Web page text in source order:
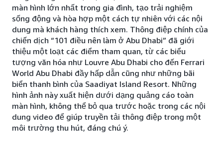
màn hình lớn nhất trong gia đình, tạo trải nghiệm
sống động và hòa hợp một cách tự nhiên với các nội
dung mà khách hàng thích xem. Thông điệp chính của
chiến dịch “101 điều nên làm ở Abu Dhabi” đã giới
thiệu một loạt các điểm tham quan, từ các biểu
tượng văn hóa như Louvre Abu Dhabi cho đến Ferrari
World Abu Dhabi đầy hấp dẫn cũng như những bãi
biển thanh bình của Saadiyat Island Resort. Những
hình ảnh này xuất hiện dưới dạng quảng cáo toàn
màn hình, không thể bỏ qua trước hoặc trong các nội
dung video để giúp truyền tải thông điệp trong một
môi trường thu hút, đáng chú ý.